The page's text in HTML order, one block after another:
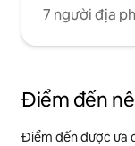
7 người địa
Điểm đến
Điểm đến được ưa